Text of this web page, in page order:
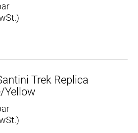
Trek Replica
Yellow